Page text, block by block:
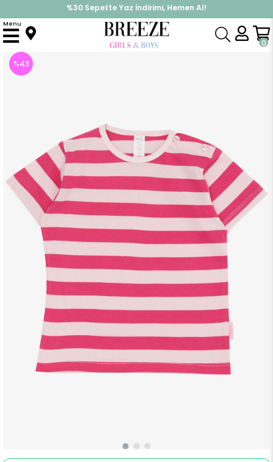
%30 Sepette Yaz İndirimi, Hemen Al!
İndirimlere ek %10 İndirimi Kap, Hemen Üye Ol!
0
Menu
Anasayfa Üst Giyim Tişört
%43